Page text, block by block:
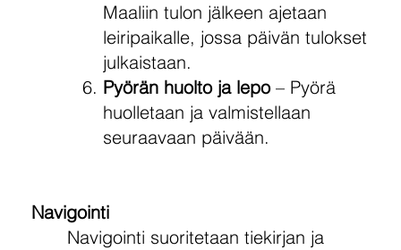
Maaliin tulon jälkeen ajetaan
leiripaikalle, jossa päivän tulokset
julkaistaan.
Pyörän huolto ja lepo– Pyörä
huolletaan ja valmistellaan
seuraavaan päivään.
Navigointi
Navigointi suoritetaan tiekirjan ja